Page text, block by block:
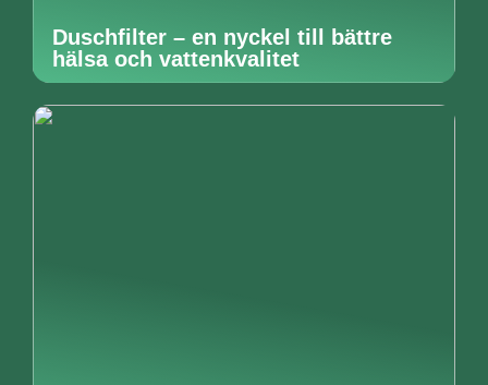
Duschfilter – en nyckel till bättre
hälsa och vattenkvalitet